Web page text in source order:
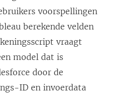
voorspellingen
berekende velden
vraagt
model dat is
door de
ID en invoerdata